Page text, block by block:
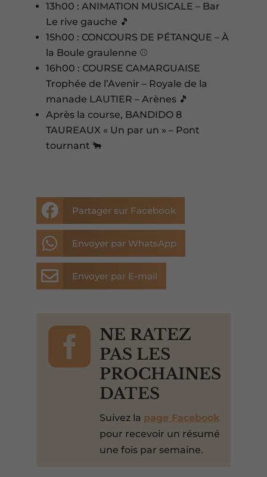
13h00 : ANIMATION MUSICALE – Bar
Le rive gauche 🎵
15h00 : CONCOURS DE PÉTANQUE – À
la Boule graulenne ⚾
16h00 : COURSE CAMARGUAISE
Trophée de l’Avenir – Royale de la
manade LAUTIER – Arènes 🎵
Après la course, BANDIDO 8
TAUREAUX « Un par un » – Pont
tournant 🐂
 Partager sur Facebook
 Envoyer par WhatsApp
 Envoyer par E-mail

NE RATEZ
PAS LES
PROCHAINES
DATES
Suivez la page Facebook
pour recevoir un résumé
une fois par semaine.